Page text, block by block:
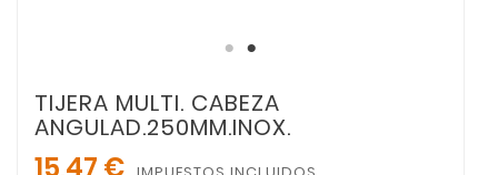
TIJERA MULTI. CABEZA
ANGULAD.250MM.INOX.